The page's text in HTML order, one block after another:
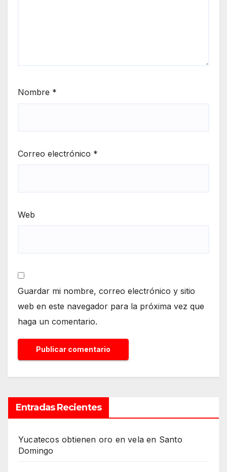
Nombre *
Correo electrónico *
Web
Guardar mi nombre, correo electrónico y sitio
web en este navegador para la próxima vez que
haga un comentario.
Entradas Recientes
Yucatecos obtienen oro en vela en Santo
Domingo